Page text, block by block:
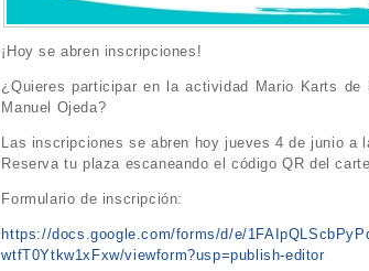
¡Hoy se abren inscripciones!
¿Quieres participar en la actividad Mario Karts
Manuel Ojeda?
Las inscripciones se abren hoy jueves 4 de junio a
Reserva tu plaza escaneando el código QR del
Formulario de inscripción:
https://docs.google.com/forms/d/e/
wtfT0Ytkw1xFxw/viewform?usp=publish-editor